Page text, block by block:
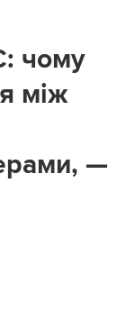
чому
між
—